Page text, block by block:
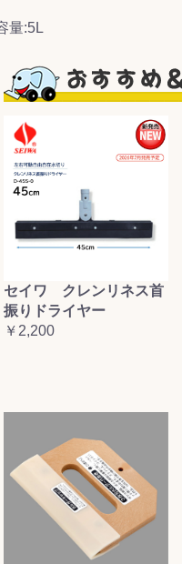
量:5L
セイワ クレンリネス首
振りドライヤー
￥2,200